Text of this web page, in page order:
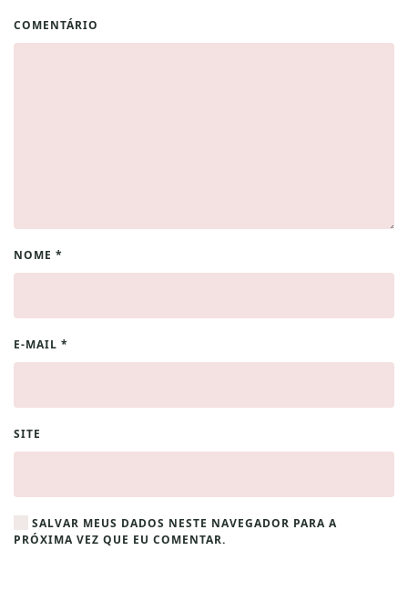
COMENTÁRIO
NOME *
E-MAIL *
SITE
SALVAR MEUS DADOS NESTE NAVEGADOR PARA A
PRÓXIMA VEZ QUE EU COMENTAR.